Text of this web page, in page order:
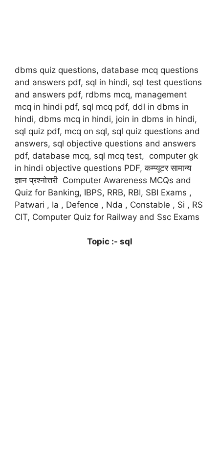
dbms quiz questions, database mcq questions
and answers pdf, sql in hindi, sql test questions
and answers pdf, rdbms mcq, management
mcq in hindi pdf, sql mcq pdf, ddl in dbms in
hindi, dbms mcq in hindi, join in dbms in hindi,
sql quiz pdf, mcq on sql, sql quiz questions and
answers, sql objective questions and answers
pdf, database mcq, sql mcq test, computer gk
in hindi objective questions PDF, कम्प्यूटर सामान्य
ज्ञान प्रश्नोत्तरी Computer Awareness MCQs and
Quiz for Banking, IBPS, RRB, RBI, SBI Exams ,
Patwari , Ia , Defence , Nda , Constable , Si , RS
CIT, Computer Quiz for Railway and Ssc Exams
Topic :- sql